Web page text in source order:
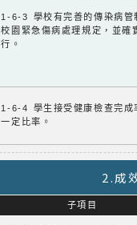
1-6-3 學校有完善的傳染病管
校園緊急傷病處理規定，並確
行。
1-6-4 學生接受健康檢查完成
一定比率。
2.成
子項目